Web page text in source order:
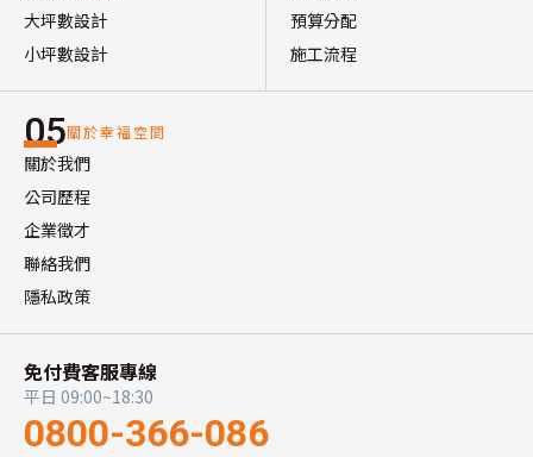
大坪數設計
小坪數設計
預算分配
施工流程
05關於幸福空間
關於我們
公司歷程
企業徵才
聯絡我們
隱私政策
免付費客服專線
平日 09:00~18:30
0800-366-086